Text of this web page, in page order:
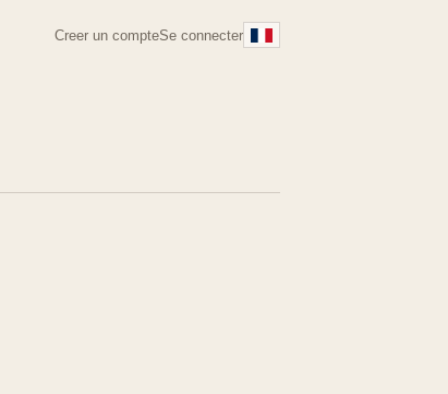
Creer un compteSe connecter